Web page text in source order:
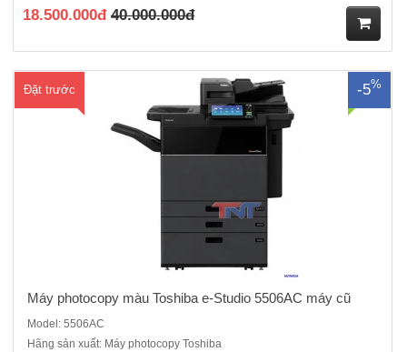
18.500.000đ 40.000.000đ
ua
Đặt trước -5%
Máy photocopy màu Toshiba e-Studio 5506AC máy cũ
Model: 5506AC
Hãng sản xuất: Máy photocopy Toshiba